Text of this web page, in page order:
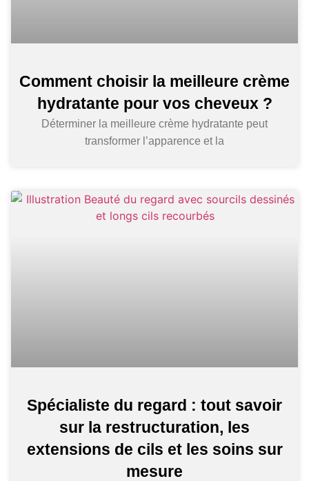
Comment choisir la meilleure crème
hydratante pour vos cheveux ?
Déterminer la meilleure crème hydratante peut
transformer l’apparence et la
Spécialiste du regard : tout savoir
sur la restructuration, les
extensions de cils et les soins sur
mesure